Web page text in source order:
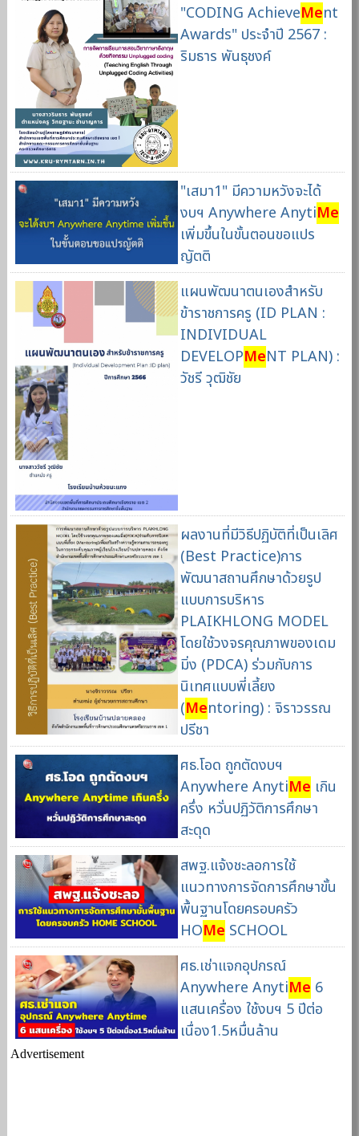
"CODING AchieveMent
Awards" ประจำปี 2567 :
ริมธาร พันธุชงค์
"เสมา1" มีความหวังจะได้
งบฯ Anywhere AnytiMe
เพิ่มขึ้นในขั้นตอนขอแปร
ญัตติ
แผนพัฒนาตนเองสำหรับ
ข้าราชการครู (ID PLAN :
INDIVIDUAL
DEVELOPMeNT PLAN) :
วัชรี วุฒิชัย
ผลงานที่มีวิธีปฏิบัติที่เป็นเลิศ
(Best Practice)การ
พัฒนาสถานศึกษาด้วยรูป
แบบการบริหาร
PLAIKHLONG MODEL
โดยใช้วงจรคุณภาพของเดม
มิ่ง (PDCA) ร่วมกับการ
นิเทศแบบพี่เลี้ยง
(Mentoring) : จิราวรรณ
ปรีชา
ศธ.โอด ถูกตัดงบฯ
Anywhere AnytiMe เกิน
ครึ่ง หวั่นปฏิวัติการศึกษา
สะดุด
สพฐ.แจ้งชะลอการใช้
แนวทางการจัดการศึกษาขั้น
พื้นฐานโดยครอบครัว
HOMe SCHOOL
ศธ.เช่าแจกอุปกรณ์
Anywhere AnytiMe 6
แสนเครื่อง ใช้งบฯ 5 ปีต่อ
เนื่อง1.5หมื่นล้าน
Advertisement